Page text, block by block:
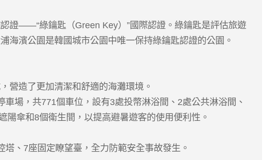
證——“綠鑰匙（Green Key）”國際認證。綠鑰匙是評估旅遊
海濱公園是韓國城市公園中唯一保持綠鑰匙認證的公園。
營造了更加清潔和舒適的海灘環境。
場，共771個車位，設有3處投幣淋浴間、2處公共淋浴間、
傘和8個衛生間，以提高避暑遊客的使用便利性。
、7座固定瞭望臺，全力防範安全事故發生。